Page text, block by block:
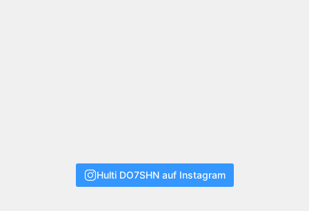
Hulti DO7SHN auf Instagram